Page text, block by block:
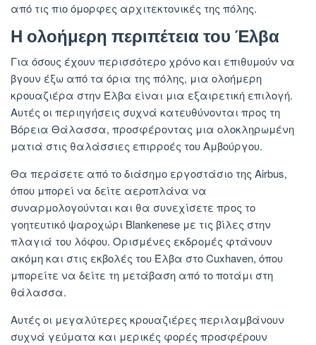
από τις πιο όμορφες αρχιτεκτονικές της πόλης.
Η ολοήμερη περιπέτεια του Έλβα
Για όσους έχουν περισσότερο χρόνο και επιθυμούν να
βγουν έξω από τα όρια της πόλης, μια ολοήμερη
κρουαζιέρα στην Έλβα είναι μια εξαιρετική επιλογή.
Αυτές οι περιηγήσεις συχνά κατευθύνονται προς τη
Βόρεια Θάλασσα, προσφέροντας μια ολοκληρωμένη
ματιά στις θαλάσσιες επιρροές του Αμβούργου.
Θα περάσετε από το διάσημο εργοστάσιο της Airbus,
όπου μπορεί να δείτε αεροπλάνα να
συναρμολογούνται και θα συνεχίσετε προς το
γοητευτικό ψαροχώρι Blankenese με τις βίλες στην
πλαγιά του λόφου. Ορισμένες εκδρομές φτάνουν
ακόμη και στις εκβολές του Έλβα στο Cuxhaven, όπου
μπορείτε να δείτε τη μετάβαση από το ποτάμι στη
θάλασσα.
Αυτές οι μεγαλύτερες κρουαζιέρες περιλαμβάνουν
συχνά γεύματα και μερικές φορές προσφέρουν